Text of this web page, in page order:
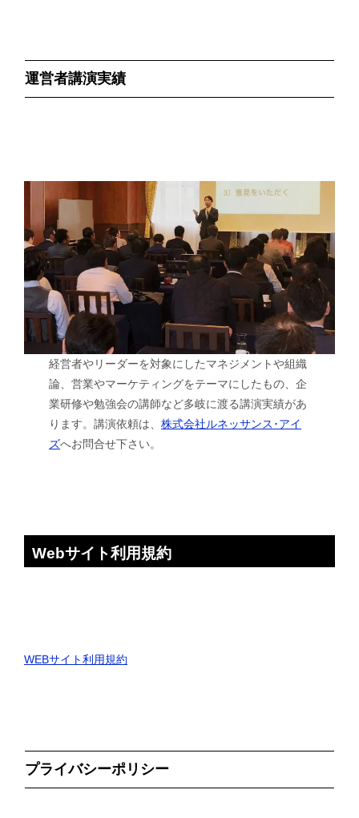
運営者講演実績
経営者やリーダーを対象にしたマネジメントや組織
論、営業やマーケティングをテーマにしたもの、企
業研修や勉強会の講師など多岐に渡る講演実績があ
ります。講演依頼は、株式会社ルネッサンス･アイ
ズへお問合せ下さい。
Webサイト利用規約
WEBサイト利用規約
プライバシーポリシー